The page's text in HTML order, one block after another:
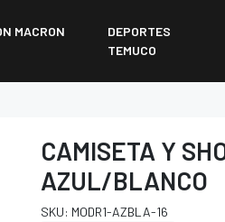
MACRON
DEPORTES
TEMUCO
CAMISETA Y
AZUL/BLANCO
SKU: MODR1-AZBLA-16